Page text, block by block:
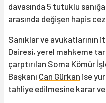
davasında 5 tutuklu
arasında değişen hapis
Sanıklar ve avukatlarının
Dairesi, yerel mahkeme
çarptırılan Soma Kömür
Başkanı Can Gürkan ise
tahliye edilmesine karar